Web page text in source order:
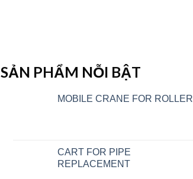
SẢN PHẨM NỖI BẬT
MOBILE CRANE FOR ROLLER
CART FOR PIPE
REPLACEMENT